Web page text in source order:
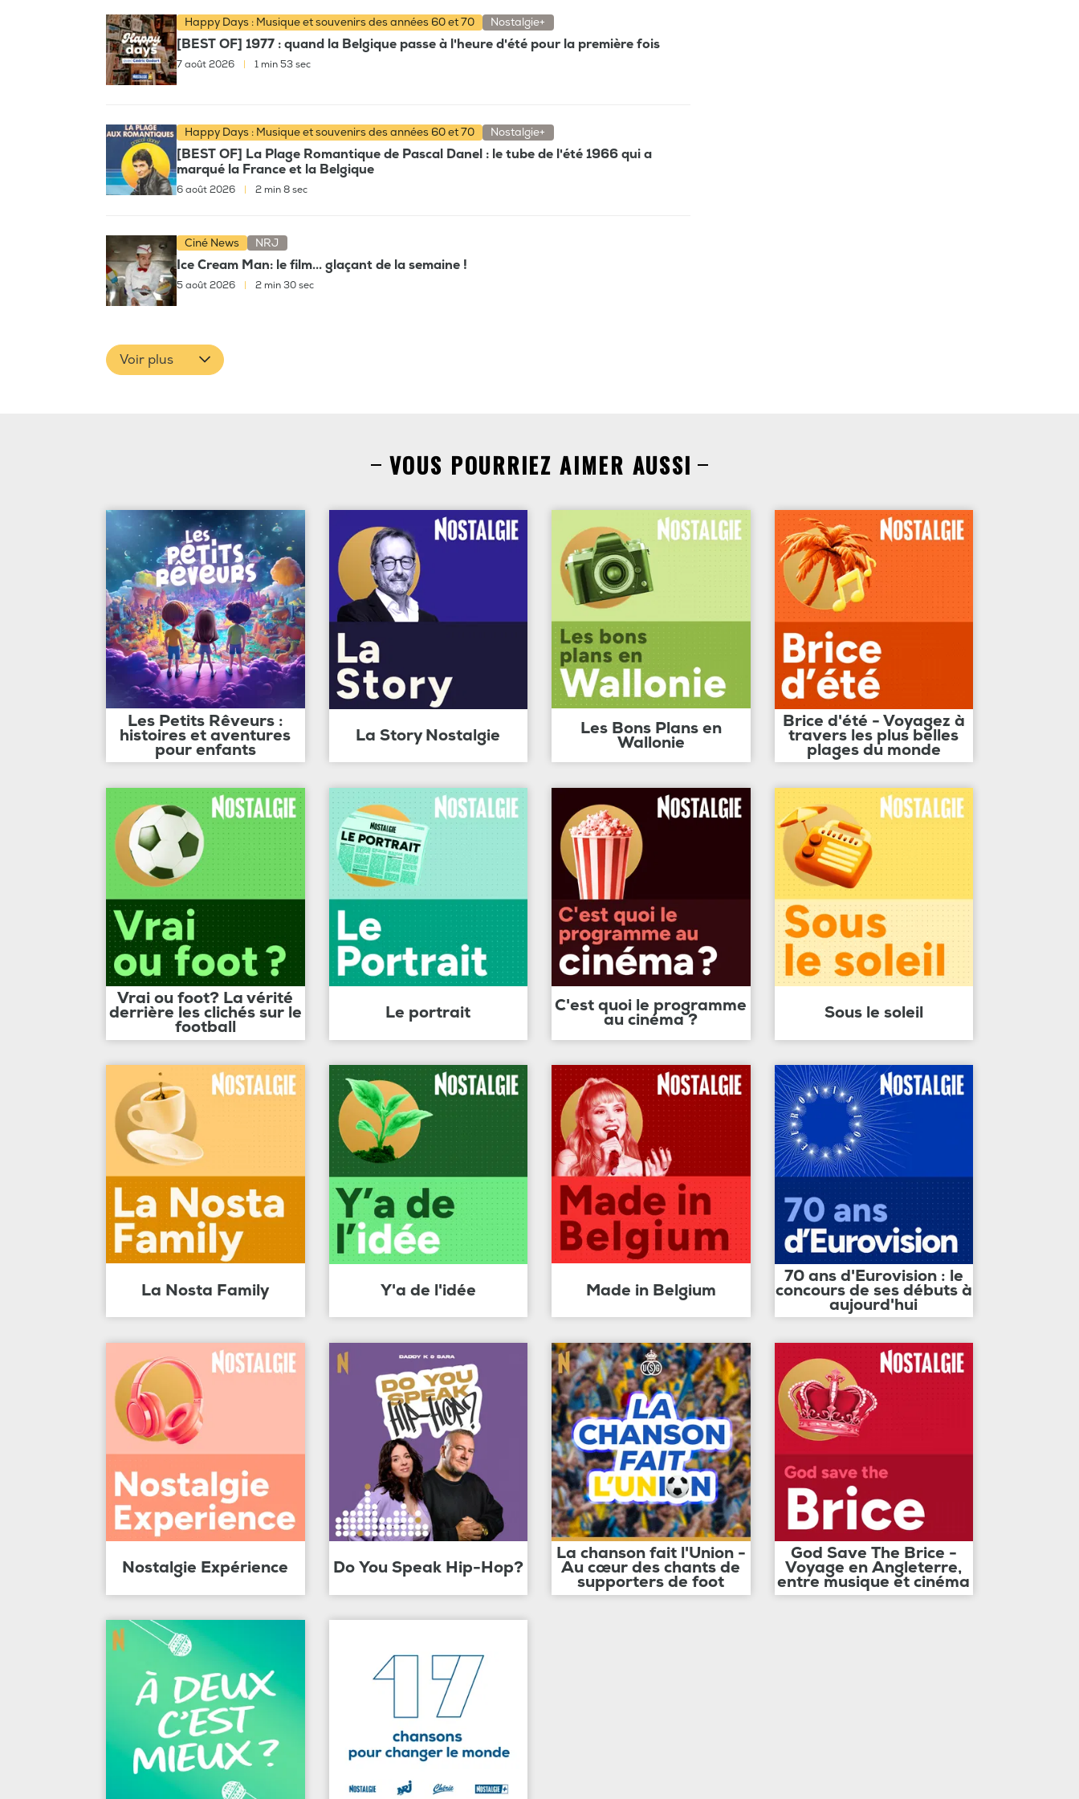
Happy Days : Musique et souvenirs des années 60 et 70 Nostalgie+
[BEST OF] 1977 : quand la Belgique passe à l'heure d'été pour la première fois
7 août 2026 1 min 53 sec
Happy Days : Musique et souvenirs des années 60 et 70 Nostalgie+
[BEST OF] La Plage Romantique de Pascal Danel : le tube de l'été 1966 qui a
marqué la France et la Belgique
6 août 2026 2 min 8 sec
Ciné News NRJ
Ice Cream Man: le film... glaçant de la semaine !
5 août 2026 2 min 30 sec
Voir plus
VOUS POURRIEZ AIMER AUSSI
Les Petits Rêveurs :
histoires et aventures
pour enfants
La Story Nostalgie Les Bons Plans en
Wallonie
Brice d'été - Voyagez à
travers les plus belles
plages du monde
Vrai ou foot? La vérité
derrière les clichés sur le
football
Le portrait C'est quoi le programme
au cinéma ? Sous le soleil
La Nosta Family Y'a de l'idée Made in Belgium
70 ans d'Eurovision : le
concours de ses débuts à
aujourd'hui
Nostalgie Expérience Do You Speak Hip-Hop?
La chanson fait l'Union -
Au cœur des chants de
supporters de foot
God Save The Brice -
Voyage en Angleterre,
entre musique et cinéma